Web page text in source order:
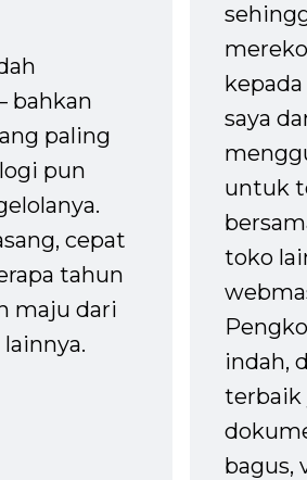
bahkan
paling
pun
cepat
tahun
maju dari
saya
untuk
toko
indah,
terbaik
bagus,